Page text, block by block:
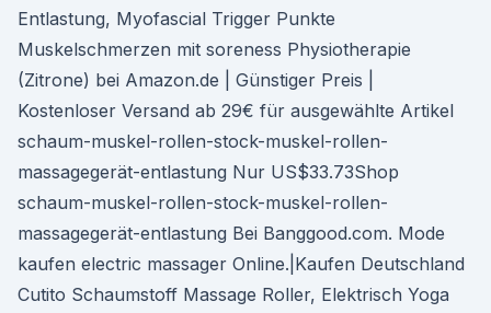
Entlastung, Myofascial Trigger Punkte
Muskelschmerzen mit soreness Physiotherapie
(Zitrone) bei Amazon.de | Günstiger Preis |
Kostenloser Versand ab 29€ für ausgewählte Artikel
schaum-muskel-rollen-stock-muskel-rollen-
massagegerät-entlastung Nur US$33.73Shop
schaum-muskel-rollen-stock-muskel-rollen-
massagegerät-entlastung Bei Banggood.com. Mode
kaufen electric massager Online.|Kaufen Deutschland
Cutito Schaumstoff Massage Roller, Elektrisch Yoga